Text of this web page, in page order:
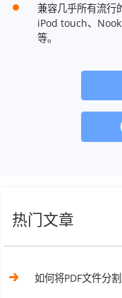
兼容几乎所有流行
iPod touch、
等。
热门文章
如何将PDF文件分